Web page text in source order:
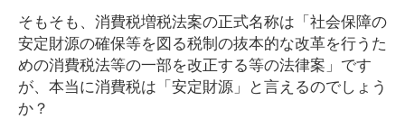
そもそも、消費税増税法案の正式名称は「社会保障の
安定財源の確保等を図る税制の抜本的な改革を行うた
めの消費税法等の一部を改正する等の法律案」です
が、本当に消費税は「安定財源」と言えるのでしょう
か？